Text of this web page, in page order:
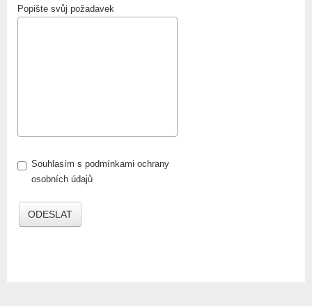
Popište svůj požadavek
Souhlasím s podmínkami ochrany
osobních údajů
ODESLAT